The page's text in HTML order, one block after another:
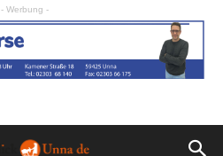
- Werbung -